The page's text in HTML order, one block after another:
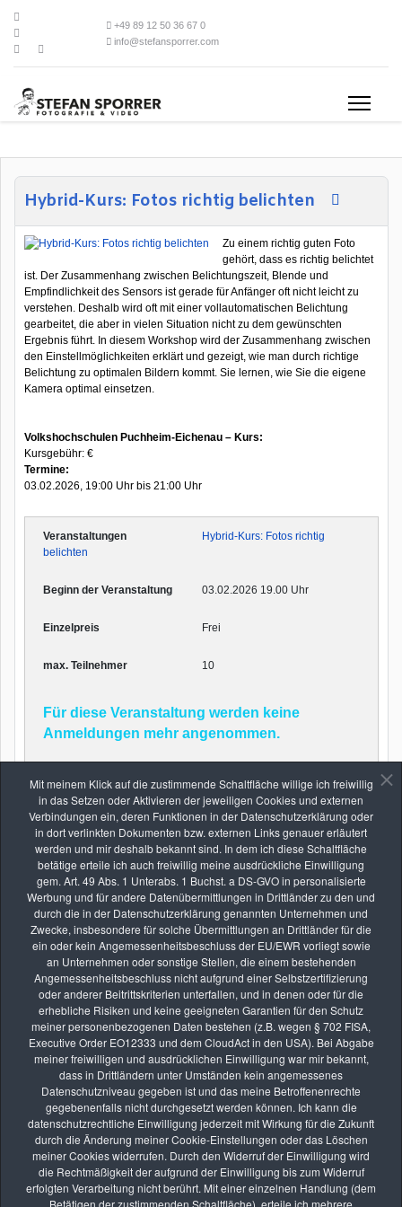
Mit meinem Klick auf die zustimmende Schaltfläche willige ich freiwillig
in das Setzen oder Aktivieren der jeweiligen Cookies und externen
Verbindungen ein, deren Funktionen in der Datenschutzerklärung oder
in dort verlinkten Dokumenten bzw. externen Links genauer erläutert
werden und mir deshalb bekannt sind. In dem ich diese Schaltfläche
betätige erteile ich auch freiwillig meine ausdrückliche Einwilligung
gem. Art. 49 Abs. 1 Unterabs. 1 Buchst. a DS-GVO in personalisierte
Werbung und für andere Datenübermittlungen in Drittländer zu den und
durch die in der Datenschutzerklärung genannten Unternehmen und
Zwecke, insbesondere für solche Übermittlungen an Drittländer für die
ein oder kein Angemessenheitsbeschluss der EU/EWR vorliegt sowie
an Unternehmen oder sonstige Stellen, die einem bestehenden
Angemessenheitsbeschluss nicht aufgrund einer Selbstzertifizierung
oder anderer Beitrittskriterien unterfallen, und in denen oder für die
erhebliche Risiken und keine geeigneten Garantien für den Schutz
meiner personenbezogenen Daten bestehen (z.B. wegen § 702 FISA,
Executive Order EO12333 und dem CloudAct in den USA). Bei Abgabe
meiner freiwilligen und ausdrücklichen Einwilligung war mir bekannt,
dass in Drittländern unter Umständen kein angemessenes
Datenschutzniveau gegeben ist und das meine Betroffenenrechte
gegebenenfalls nicht durchgesetzt werden können. Ich kann die
datenschutzrechtliche Einwilligung jederzeit mit Wirkung für die Zukunft
durch die Änderung meiner Cookie-Einstellungen oder das Löschen
meiner Cookies widerrufen. Durch den Widerruf der Einwilligung wird
die Rechtmäßigkeit der aufgrund der Einwilligung bis zum Widerruf
erfolgten Verarbeitung nicht berührt. Mit einer einzelnen Handlung (dem
Betätigen der zustimmenden Schaltfläche), erteile ich mehrere
+49 89 12 50 36 67 0
info@stefansporrer.com
Hybrid-Kurs: Fotos richtig belichten
Zu einem richtig guten Foto
gehört, dass es richtig belichtet
ist. Der Zusammenhang zwischen Belichtungszeit, Blende und
Empfindlichkeit des Sensors ist gerade für Anfänger oft nicht leicht zu
verstehen. Deshalb wird oft mit einer vollautomatischen Belichtung
gearbeitet, die aber in vielen Situation nicht zu dem gewünschten
Ergebnis führt. In diesem Workshop wird der Zusammenhang zwischen
den Einstellmöglichkeiten erklärt und gezeigt, wie man durch richtige
Belichtung zu optimalen Bildern kommt. Sie lernen, wie Sie die eigene
Kamera optimal einsetzen.
Volkshochschulen Puchheim-Eichenau – Kurs:
Kursgebühr: €
Termine:
03.02.2026, 19:00 Uhr bis 21:00 Uhr
Hybrid-Kurs: Fotos richtig
belichten
03.02.2026 19.00 Uhr
Frei
10
Für diese Veranstaltung werden keine
Anmeldungen mehr angenommen.
Zurück
Die nächsten Seminare
AUG.
08
Fotoexkursion: „Insektenschutz ist Umweltschutz“ –
Insektenfotografie im Mallertshofer Holz
vhs Kurse
AUG.
26
Online-Kurs: Lernen durch Bildbesprechung
vhs Kurse